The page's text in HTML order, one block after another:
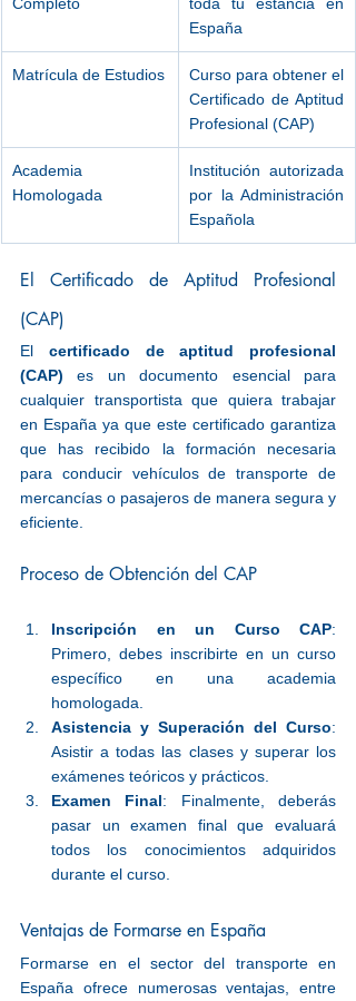
España
Matrícula de Estudios
Curso para obtener el
Certificado de Aptitud
Profesional (CAP)
Academia
Homologada
Institución autorizada
por la Administración
Española
El Certificado de Aptitud Profesional
(CAP)
El certificado de aptitud profesional
(CAP) es un documento esencial para
cualquier transportista que quiera trabajar
en España ya que este certificado garantiza
que has recibido la formación necesaria
para conducir vehículos de transporte de
mercancías o pasajeros de manera segura y
eficiente.
Proceso de Obtención del CAP
Inscripción en un Curso CAP:
Primero, debes inscribirte en un curso
específico en una academia
homologada.
Asistencia y Superación del Curso:
Asistir a todas las clases y superar los
exámenes teóricos y prácticos.
Examen Final: Finalmente, deberás
pasar un examen final que evaluará
todos los conocimientos adquiridos
durante el curso.
Ventajas de Formarse en España
Formarse en el sector del transporte en
España ofrece numerosas ventajas, entre